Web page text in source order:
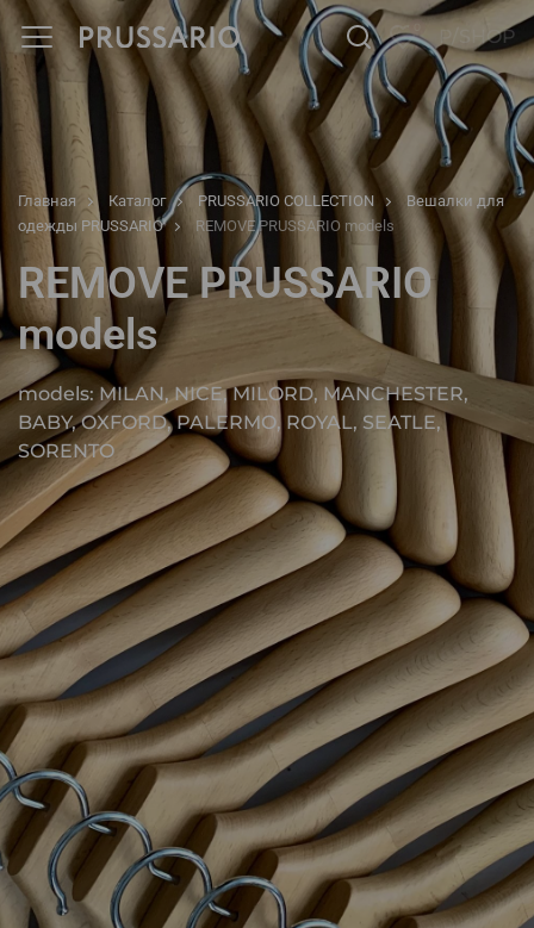
P/SHOP
Главная Каталог PRUSSARIO COLLECTION
Вешалки для
одежды PRUSSARIO
REMOVE PRUSSARIO models
REMOVE PRUSSARIO
models
models: MILAN, NICE, MILORD, MANCHESTER,
BABY, OXFORD, PALERMO, ROYAL, SEATLE,
SORENTO